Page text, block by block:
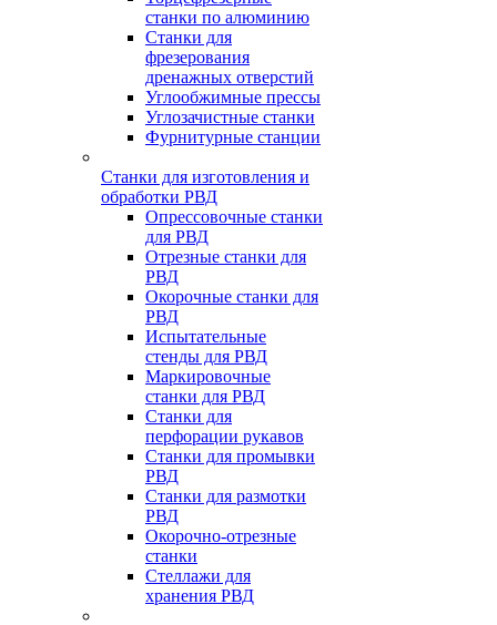
станки по алюминию
Станки для
фрезерования
дренажных отверстий
Углообжимные прессы
Углозачистные станки
Фурнитурные станции
Станки для изготовления и
обработки РВД
Опрессовочные станки
для РВД
Отрезные станки для
РВД
Окорочные станки для
РВД
Испытательные
стенды для РВД
Маркировочные
станки для РВД
Станки для
перфорации рукавов
Станки для промывки
РВД
Станки для размотки
РВД
Окорочно-отрезные
станки
Стеллажи для
хранения РВД